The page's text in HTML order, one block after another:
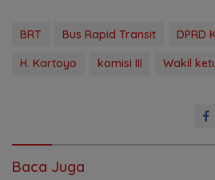
BRT Bus Rapid Transit
DPRD
H. Kartoyo
komisi III Wakil
Baca Juga